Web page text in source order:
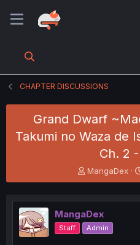
CHAPTER DISCUSSIONS
Grand Dwarf
Takumi no Waza de
Ch. 2
T
h
e
a
d
s
MangaDex
MangaDex
Staff Admin